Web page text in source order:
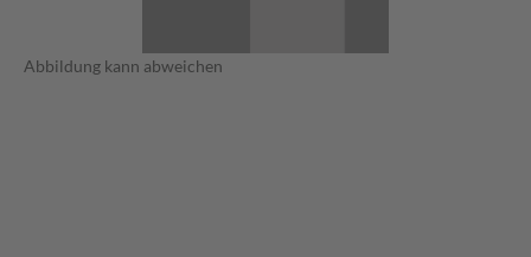
Abbildung kann abweichen